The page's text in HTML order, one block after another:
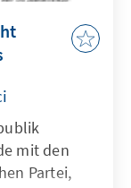
mit den
Partei,